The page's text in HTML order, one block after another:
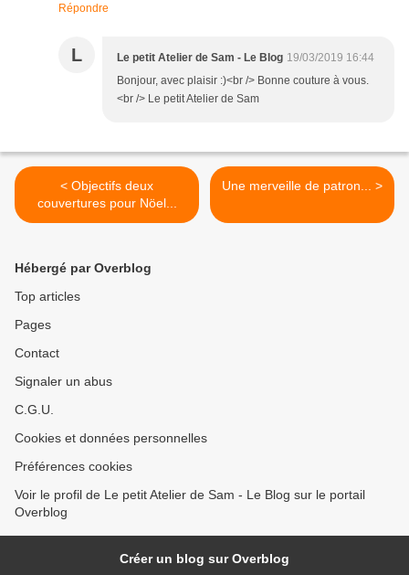
Répondre
L Le petit Atelier de Sam - Le Blog 19/03/2019 16:44
Bonjour, avec plaisir :)<br /> Bonne couture à vous.
<br /> Le petit Atelier de Sam
< Objectifs deux
couvertures pour Nöel...
Une merveille de patron... >
Hébergé par Overblog
Top articles
Pages
Contact
Signaler un abus
C.G.U.
Cookies et données personnelles
Préférences cookies
Voir le profil de Le petit Atelier de Sam - Le Blog sur le portail
Overblog
Créer un blog sur Overblog